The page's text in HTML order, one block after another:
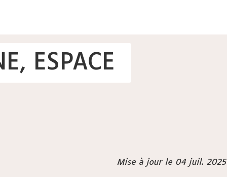
ESPACE
Mise à jour le 04 juil. 2025